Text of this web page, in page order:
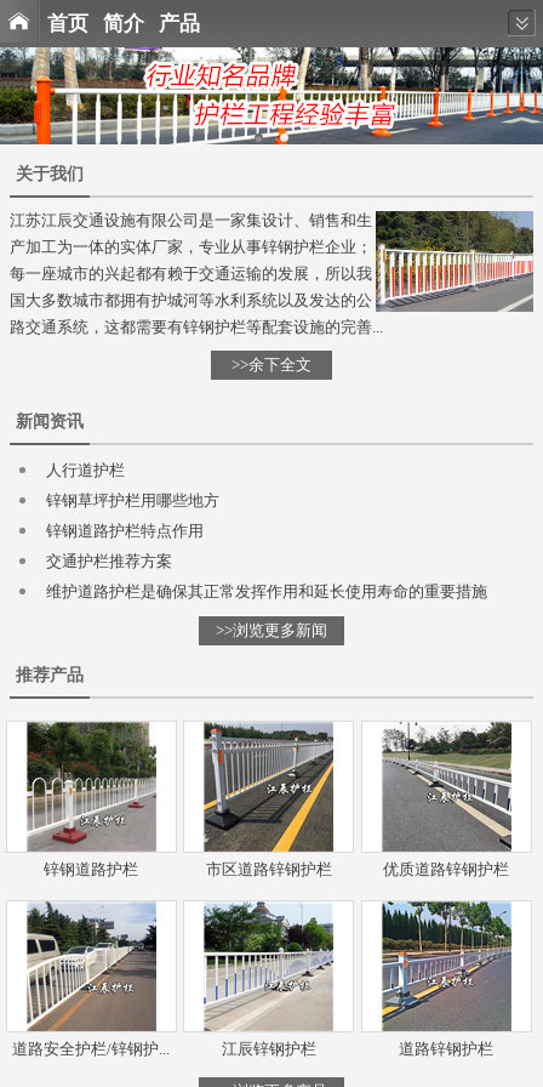
首页 简介 产品
关于我们
江苏江辰交通设施有限公司是一家集设计、销售和生
产加工为一体的实体厂家，专业从事锌钢护栏企业；
每一座城市的兴起都有赖于交通运输的发展，所以我
国大多数城市都拥有护城河等水利系统以及发达的公
路交通系统，这都需要有锌钢护栏等配套设施的完善...
>>余下全文
新闻资讯
人行道护栏
锌钢草坪护栏用哪些地方
锌钢道路护栏特点作用
交通护栏推荐方案
维护道路护栏是确保其正常发挥作用和延长使用寿命的重要措施
>>浏览更多新闻
推荐产品
锌钢道路护栏 市区道路锌钢护栏 优质道路锌钢护栏
道路安全护栏/锌钢护... 江辰锌钢护栏 道路锌钢护栏